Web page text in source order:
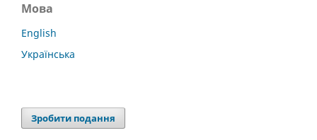
Мова
English
Українська
Зробити подання